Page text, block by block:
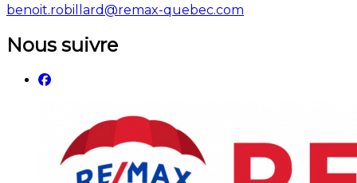
benoit.robillard@remax-quebec.com
Nous suivre